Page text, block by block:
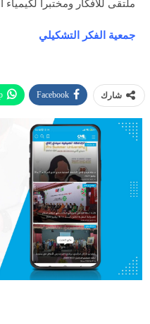
ملتقى للأفكار ومختبرا
جمعية الفكر التشكيلي
شارك Facebook